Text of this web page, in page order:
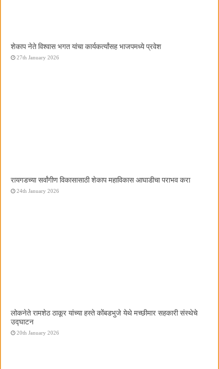
शेकाप नेते विश्वास भगत यांचा कार्यकर्त्यांसह भाजपमध्ये प्रवेश
27th January 2026
रायगडच्या सर्वांगीण विकासासाठी शेकाप महाविकास आघाडीचा पराभव करा
24th January 2026
लोकनेते रामशेठ ठाकूर यांच्या हस्ते कोंबडभुजे येथे मच्छीमार सहकारी संस्थेचे
उद्घाटन
20th January 2026